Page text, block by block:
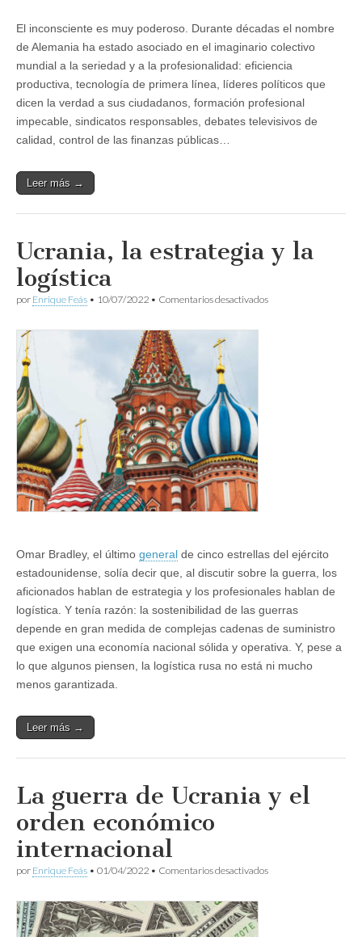
El inconsciente es muy poderoso. Durante décadas el nombre
de Alemania ha estado asociado en el imaginario colectivo
mundial a la seriedad y a la profesionalidad: eficiencia
productiva, tecnología de primera línea, líderes políticos que
dicen la verdad a sus ciudadanos, formación profesional
impecable, sindicatos responsables, debates televisivos de
calidad, control de las finanzas públicas…
Leer más →
Ucrania, la estrategia y la
logística
por Enrique Feás • 10/07/2022 • Comentarios desactivadosen
Omar Bradley, el último general de cinco estrellas del ejército
estadounidense, solía decir que, al discutir sobre la guerra, los
aficionados hablan de estrategia y los profesionales hablan de
logística. Y tenía razón: la sostenibilidad de las guerras
depende en gran medida de complejas cadenas de suministro
que exigen una economía nacional sólida y operativa. Y, pese a
lo que algunos piensen, la logística rusa no está ni mucho
menos garantizada.
Leer más →
La guerra de Ucrania y el
orden económico
internacional
por Enrique Feás • 01/04/2022 • Comentarios desactivadosen